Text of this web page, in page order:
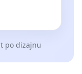
po dizajnu